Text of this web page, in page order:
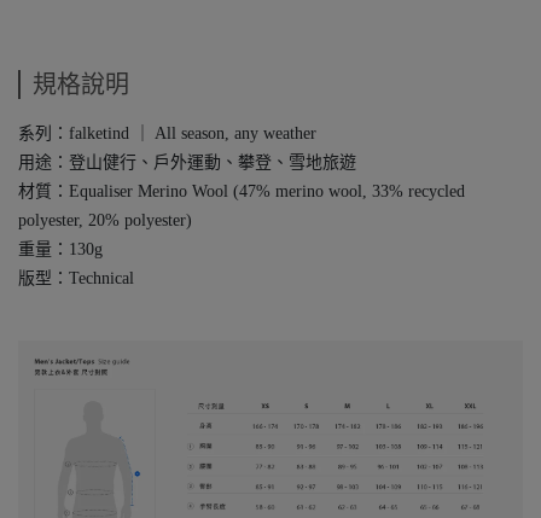
規格說明
系列：falketind ｜ All season, any weather
用途：登山健行、戶外運動、攀登、雪地旅遊
材質：Equaliser Merino Wool (47% merino wool, 33% recycled
polyester, 20% polyester)
重量：130g
版型：Technical